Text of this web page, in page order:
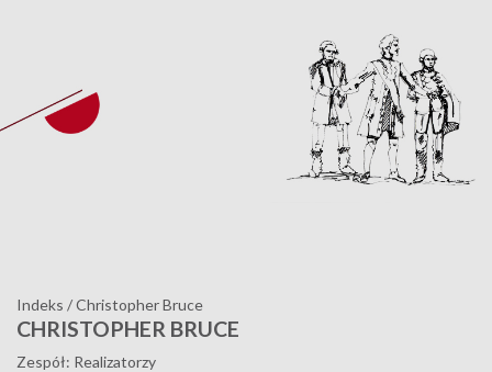
Indeks /Christopher Bruce
CHRISTOPHER BRUCE
Zespół: Realizatorzy